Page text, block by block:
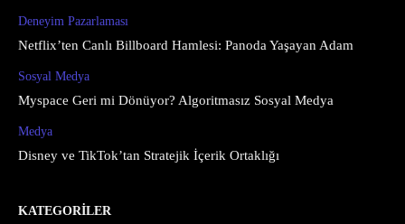
Deneyim Pazarlaması
Netflix’ten Canlı Billboard Hamlesi: Panoda Yaşayan Adam
Sosyal Medya
Myspace Geri mi Dönüyor? Algoritmasız Sosyal Medya
Medya
Disney ve TikTok’tan Stratejik İçerik Ortaklığı
KATEGORİLER